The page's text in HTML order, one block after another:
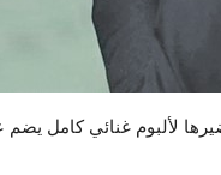
لألبوم غنائي كامل